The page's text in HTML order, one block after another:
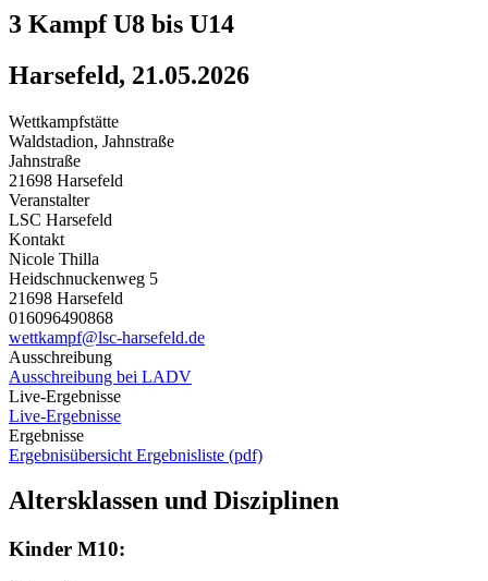
3 Kampf U8 bis U14
Harsefeld, 21.05.2026
Wettkampfstätte
Waldstadion, Jahnstraße
Jahnstraße
21698 Harsefeld
Veranstalter
LSC Harsefeld
Kontakt
Nicole Thilla
Heidschnuckenweg 5
21698 Harsefeld
016096490868
wettkampf@lsc-harsefeld.de
Ausschreibung
Ausschreibung bei LADV
Live-Ergebnisse
Live-Ergebnisse
Ergebnisse
Ergebnisübersicht Ergebnisliste (pdf)
Altersklassen und Disziplinen
Kinder M10: